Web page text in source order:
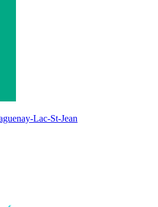
Lac-St-Jean